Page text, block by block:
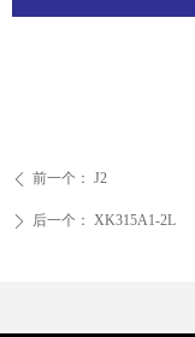
ꄴ 前一个： J2
ꄲ 后一个： XK315A1-2L